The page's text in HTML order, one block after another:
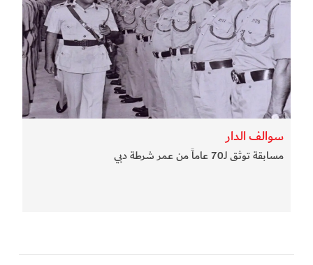
سوالف الدار
مسابقة توثق لـ70 عاماً من عمر شرطة دبي